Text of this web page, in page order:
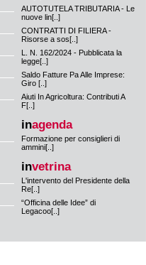
AUTOTUTELA TRIBUTARIA - Le
nuove lin[..]
CONTRATTI DI FILIERA -
Risorse a sos[..]
L. N. 162/2024 - Pubblicata la
legge[..]
Saldo Fatture Pa Alle Imprese:
Giro [..]
Aiuti In Agricoltura: Contributi A
F[..]
inagenda
Formazione per consiglieri di
ammini[..]
invetrina
L'intervento del Presidente della
Re[..]
“Officina delle Idee” di
Legacoo[..]